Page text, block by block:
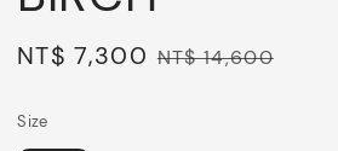
Sale
NT$ 7,300 Regular
NT$ 14,600
Size